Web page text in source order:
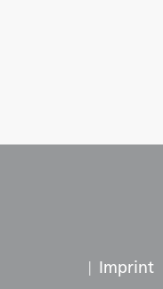
Imprint